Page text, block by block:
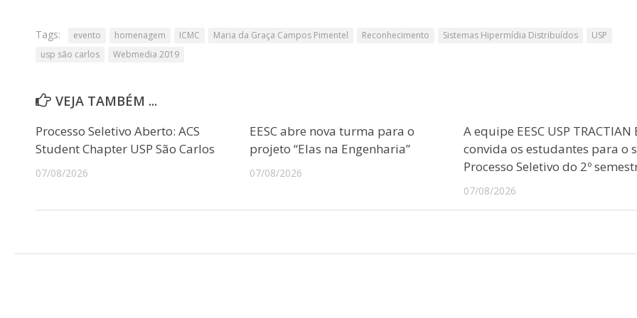
Tags: evento homenagem ICMC Maria da Graça Campos Pimentel Reconhecimento Sistemas Hipermídia Distribuídos
USP
usp são carlos
Webmedia 2019
VEJA TAMBÉM ...
Processo Seletivo Aberto: ACS
Student Chapter USP São Carlos
07/08/2026
EESC abre nova turma para o
projeto “Elas na Engenharia”
07/08/2026
A equipe EESC USP TRACTIAN
convida os estudantes para o
Processo Seletivo do 2º
07/08/2026